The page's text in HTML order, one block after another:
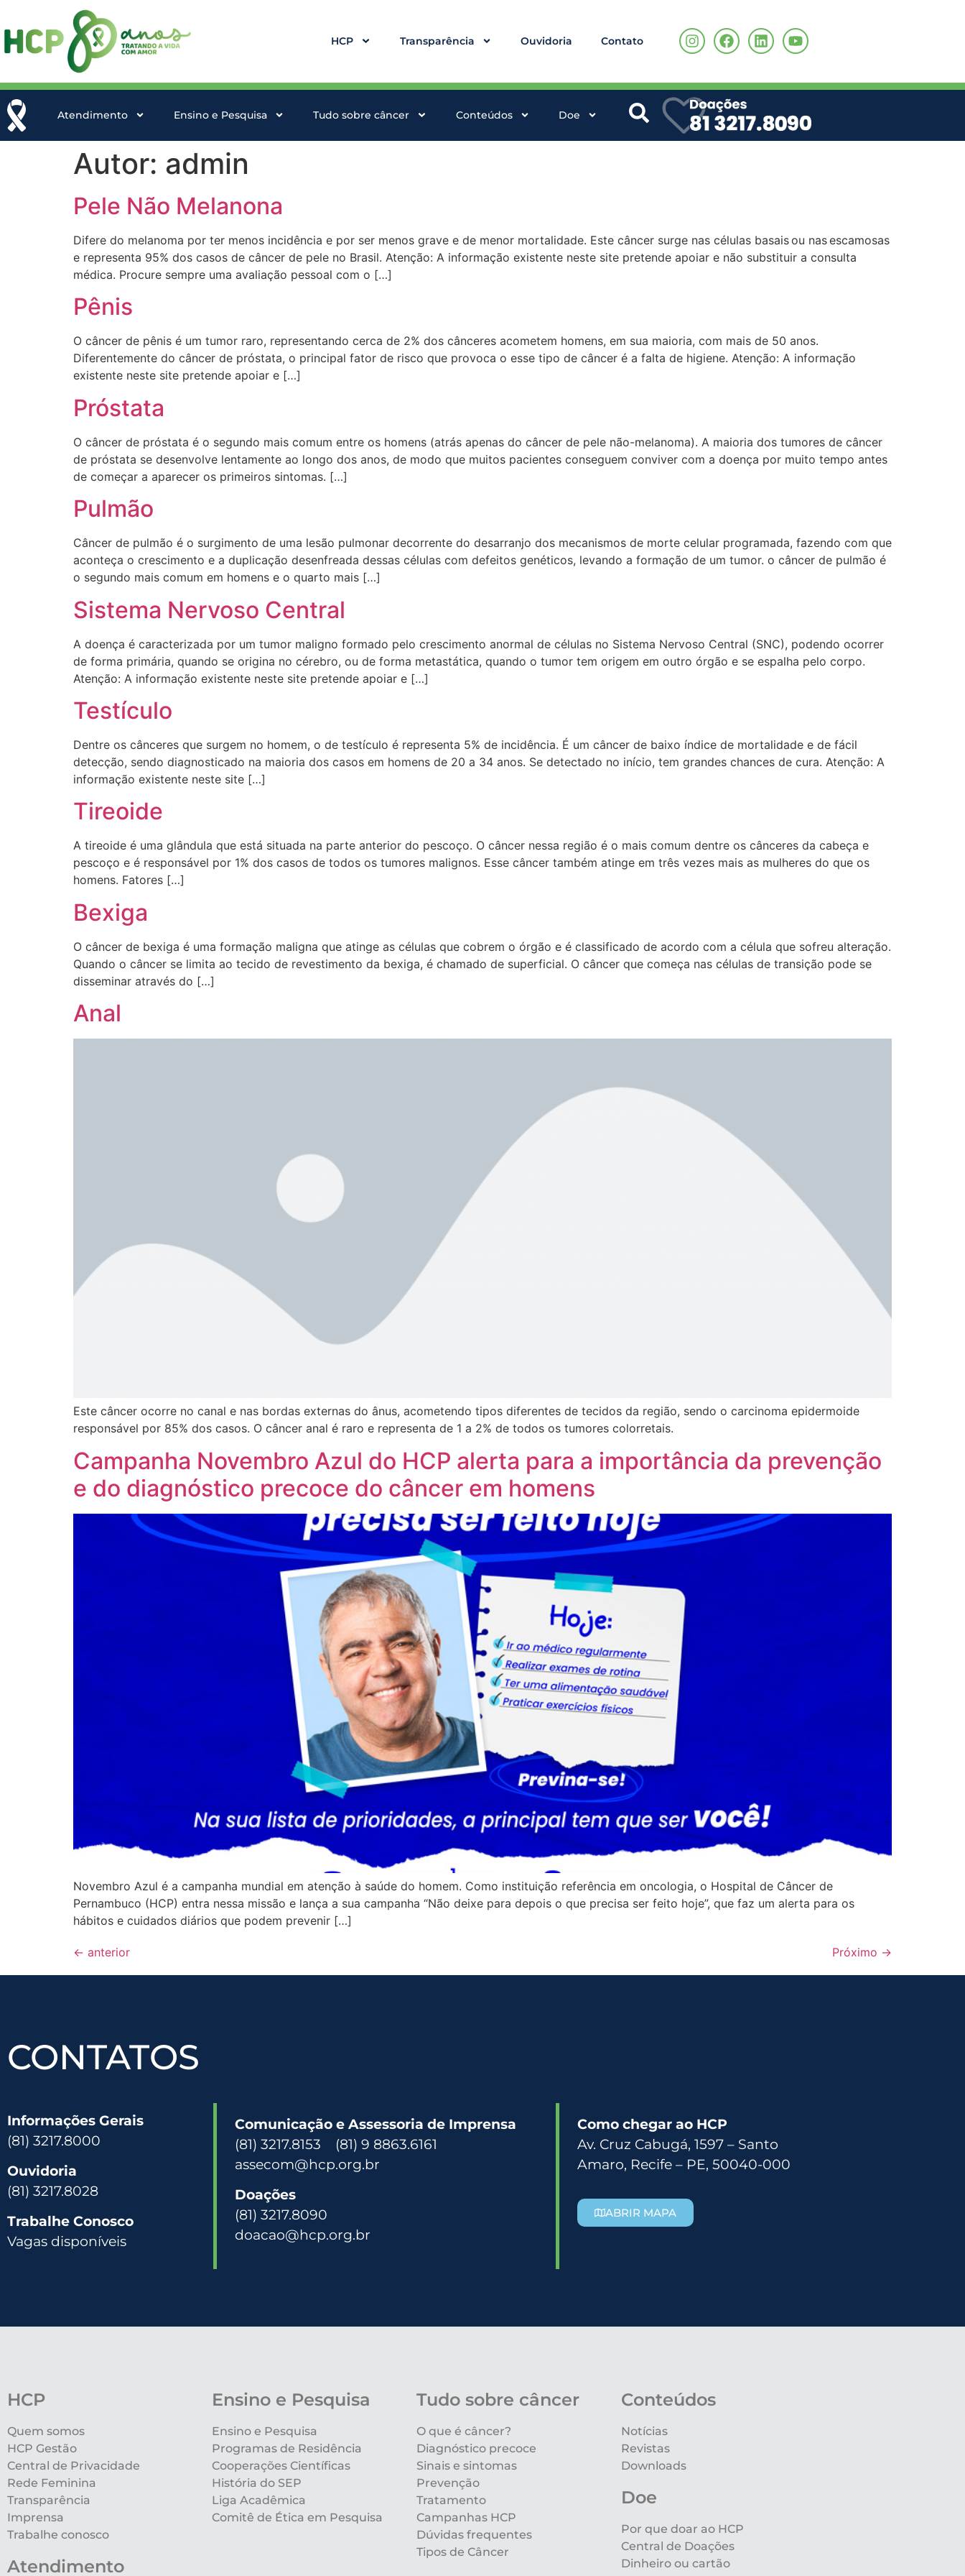
HCP Transparência Ouvidoria Contato
Atendimento Ensino e Pesquisa Tudo sobre câncer Conteúdos Doe
Autor: admin
Pele Não Melanona
Difere do melanoma por ter menos incidência e por ser menos grave e de menor mortalidade. Este câncer surge nas células basais ou nas escamosas
e representa 95% dos casos de câncer de pele no Brasil. Atenção: A informação existente neste site pretende apoiar e não substituir a consulta
médica. Procure sempre uma avaliação pessoal com o […]
Pênis
O câncer de pênis é um tumor raro, representando cerca de 2% dos cânceres acometem homens, em sua maioria, com mais de 50 anos.
Diferentemente do câncer de próstata, o principal fator de risco que provoca o esse tipo de câncer é a falta de higiene. Atenção: A informação
existente neste site pretende apoiar e […]
Próstata
O câncer de próstata é o segundo mais comum entre os homens (atrás apenas do câncer de pele não-melanoma). A maioria dos tumores de câncer
de próstata se desenvolve lentamente ao longo dos anos, de modo que muitos pacientes conseguem conviver com a doença por muito tempo antes
de começar a aparecer os primeiros sintomas. […]
Pulmão
Câncer de pulmão é o surgimento de uma lesão pulmonar decorrente do desarranjo dos mecanismos de morte celular programada, fazendo com que
aconteça o crescimento e a duplicação desenfreada dessas células com defeitos genéticos, levando a formação de um tumor. o câncer de pulmão é
o segundo mais comum em homens e o quarto mais […]
Sistema Nervoso Central
A doença é caracterizada por um tumor maligno formado pelo crescimento anormal de células no Sistema Nervoso Central (SNC), podendo ocorrer
de forma primária, quando se origina no cérebro, ou de forma metastática, quando o tumor tem origem em outro órgão e se espalha pelo corpo.
Atenção: A informação existente neste site pretende apoiar e […]
Testículo
Dentre os cânceres que surgem no homem, o de testículo é representa 5% de incidência. É um câncer de baixo índice de mortalidade e de fácil
detecção, sendo diagnosticado na maioria dos casos em homens de 20 a 34 anos. Se detectado no início, tem grandes chances de cura. Atenção: A
informação existente neste site […]
Tireoide
A tireoide é uma glândula que está situada na parte anterior do pescoço. O câncer nessa região é o mais comum dentre os cânceres da cabeça e
pescoço e é responsável por 1% dos casos de todos os tumores malignos. Esse câncer também atinge em três vezes mais as mulheres do que os
homens. Fatores […]
Bexiga
O câncer de bexiga é uma formação maligna que atinge as células que cobrem o órgão e é classificado de acordo com a célula que sofreu alteração.
Quando o câncer se limita ao tecido de revestimento da bexiga, é chamado de superficial. O câncer que começa nas células de transição pode se
disseminar através do […]
Anal
Este câncer ocorre no canal e nas bordas externas do ânus, acometendo tipos diferentes de tecidos da região, sendo o carcinoma epidermoide
responsável por 85% dos casos. O câncer anal é raro e representa de 1 a 2% de todos os tumores colorretais.
Campanha Novembro Azul do HCP alerta para a importância da prevenção
e do diagnóstico precoce do câncer em homens
Novembro Azul é a campanha mundial em atenção à saúde do homem. Como instituição referência em oncologia, o Hospital de Câncer de
Pernambuco (HCP) entra nessa missão e lança a sua campanha “Não deixe para depois o que precisa ser feito hoje”, que faz um alerta para os
hábitos e cuidados diários que podem prevenir […]
← anterior Próximo →
CONTATOS
Informações Gerais
(81) 3217.8000
Ouvidoria
(81) 3217.8028
Trabalhe Conosco
Vagas disponíveis
Comunicação e Assessoria de Imprensa
(81) 3217.8153 (81) 9 8863.6161
assecom@hcp.org.br
Doações
(81) 3217.8090
doacao@hcp.org.br
Como chegar ao HCP
Av. Cruz Cabugá, 1597 – Santo
Amaro, Recife – PE, 50040-000
ABRIR MAPA
HCP
Quem somos
HCP Gestão
Central de Privacidade
Rede Feminina
Transparência
Imprensa
Trabalhe conosco
Atendimento
Ensino e Pesquisa
Ensino e Pesquisa
Programas de Residência
Cooperações Científicas
História do SEP
Liga Acadêmica
Comitê de Ética em Pesquisa
Tudo sobre câncer
O que é câncer?
Diagnóstico precoce
Sinais e sintomas
Prevenção
Tratamento
Campanhas HCP
Dúvidas frequentes
Tipos de Câncer
Conteúdos
Notícias
Revistas
Downloads
Doe
Por que doar ao HCP
Central de Doações
Dinheiro ou cartão